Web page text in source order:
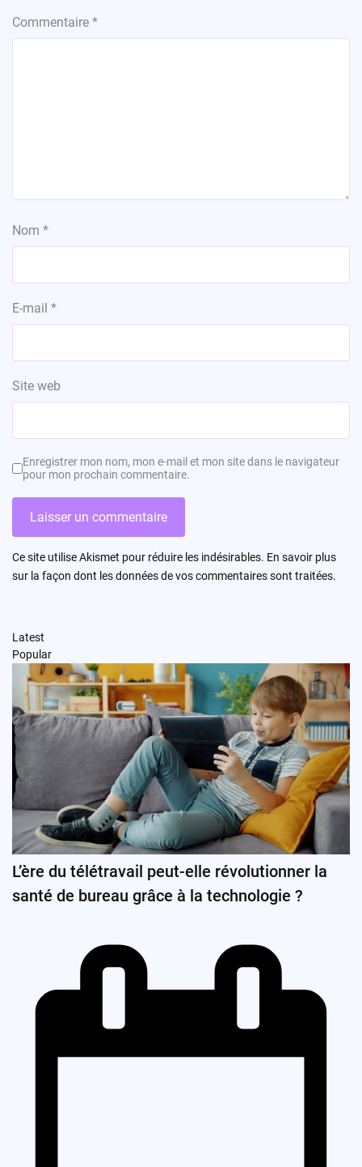
Commentaire *
Nom *
E-mail *
Site web
Enregistrer mon nom, mon e-mail et mon site dans le navigateur
pour mon prochain commentaire.
Ce site utilise Akismet pour réduire les indésirables. En savoir plus
sur la façon dont les données de vos commentaires sont traitées.
Latest
Popular
L’ère du télétravail peut-elle révolutionner la
santé de bureau grâce à la technologie ?